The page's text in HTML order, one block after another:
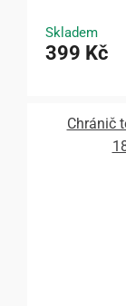
Skladem
399 Kč
Chránič